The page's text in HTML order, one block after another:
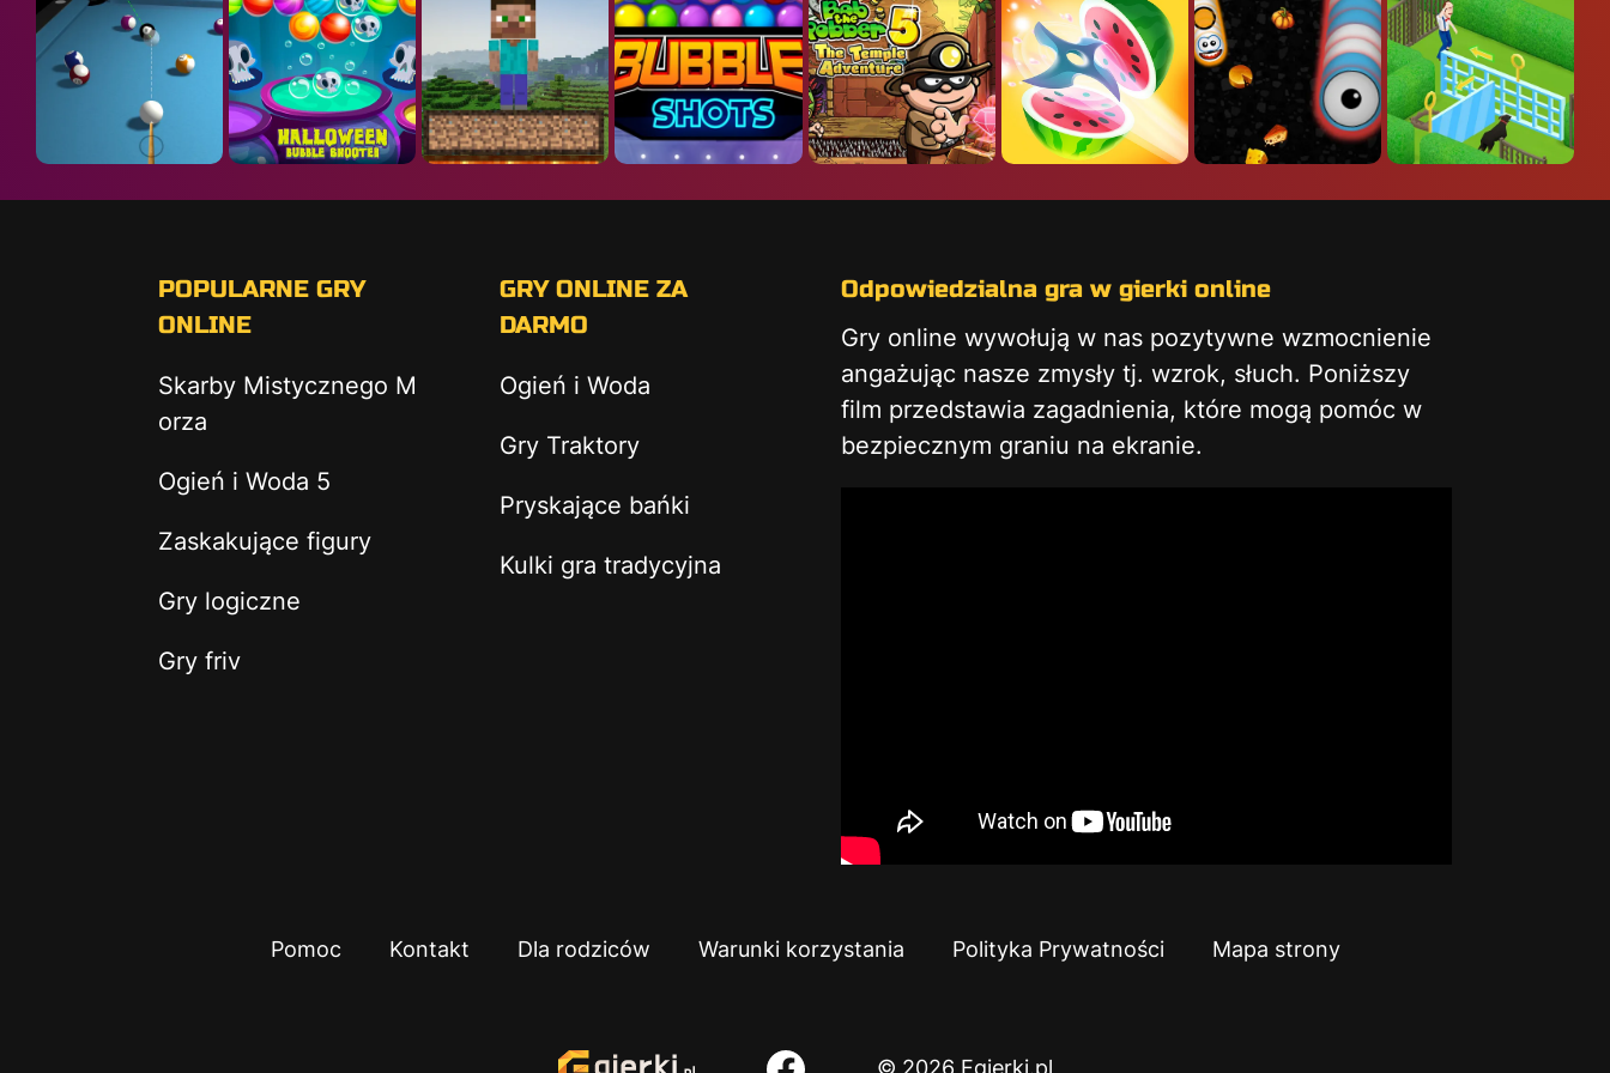
POPULARNE GRY
ONLINE
Skarby Mistycznego M
orza
Ogień i Woda 5
Zaskakujące figury
Gry logiczne
Gry friv
GRY ONLINE ZA
DARMO
Ogień i Woda
Gry Traktory
Pryskające bańki
Kulki gra tradycyjna
Odpowiedzialna gra w gierki online
Gry online wywołują w nas pozytywne wzmocnienie
angażując nasze zmysły tj. wzrok, słuch. Poniższy
film przedstawia zagadnienia, które mogą pomóc w
bezpiecznym graniu na ekranie.
Pomoc Kontakt Dla rodziców Warunki korzystania Polityka Prywatności Mapa strony
© 2026 Egierki.pl